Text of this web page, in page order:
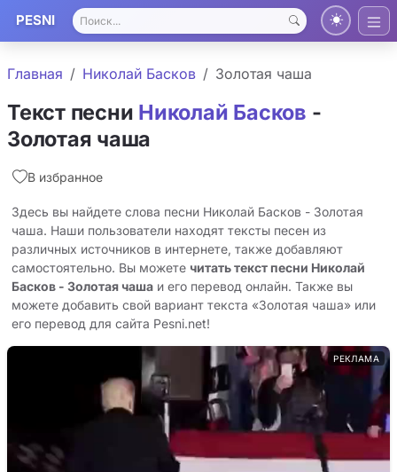
PESNI
Главная Николай Басков Золотая чаша
Текст песни Николай Басков -
Золотая чаша
В избранное
Здесь вы найдете слова песни Николай Басков - Золотая
чаша. Наши пользователи находят тексты песен из
различных источников в интернете, также добавляют
самостоятельно. Вы можете читать текст песни Николай
Басков - Золотая чаша и его перевод онлайн. Также вы
можете добавить свой вариант текста «Золотая чаша» или
его перевод для сайта Pesni.net!
РЕКЛАМА